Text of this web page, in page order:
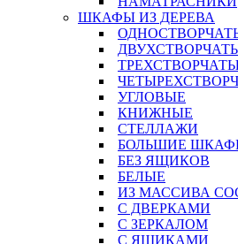
ШКАФЫ ИЗ ДЕРЕВА
УГЛОВЫЕ
КНИЖНЫЕ
СТЕЛЛАЖИ
БОЛЬШИЕ
БЕЗ ЯЩИКОВ
БЕЛЫЕ
ИЗ МАССИВА
С ДВЕРКАМИ
С ЗЕРКАЛОМ
С ЯЩИКАМИ